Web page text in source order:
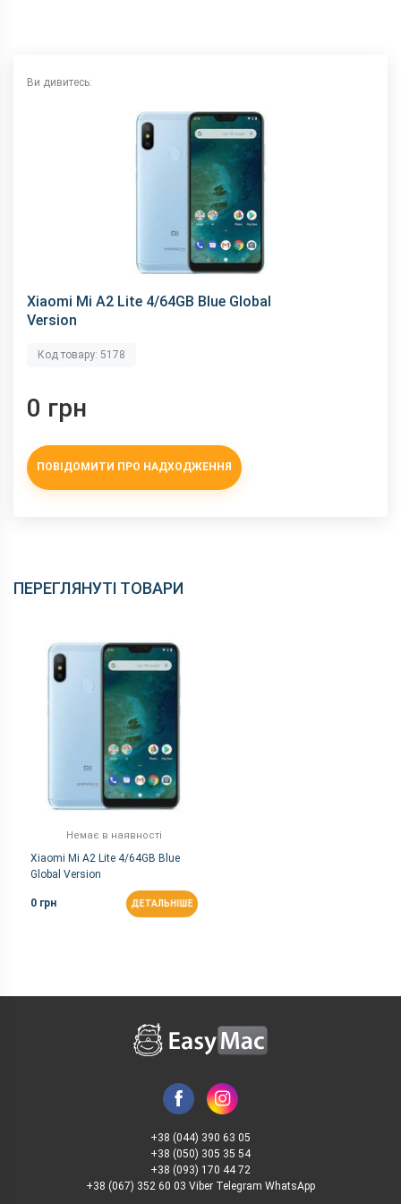
Аудіороз'єм
Характеристики та комплектацію товару виробник може
змінити без повідомлення.
Ви дивитесь:
Xiaomi Mi A2 Lite 4/64GB Blue Global
Version
Код товару: 5178
0 грн
ПОВІДОМИТИ ПРО НАДХОДЖЕННЯ
ПЕРЕГЛЯНУТІ ТОВАРИ
Немає в наявності
Xiaomi Mi A2 Lite 4/64GB Blue
Global Version
0 грн ДЕТАЛЬНІШЕ
+38 (044) 390 63 05
+38 (050) 305 35 54
+38 (093) 170 44 72
+38 (067) 352 60 03 Viber Telegram WhatsApp